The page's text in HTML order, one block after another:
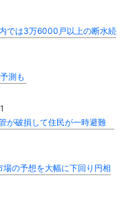
では3万6000戸以上の断水続
測も
が破損して住民が一時避難
の予想を大幅に下回り円相